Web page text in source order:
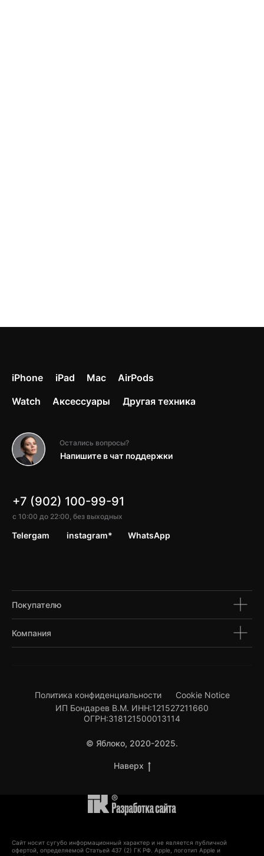
iPhone iPad Mac
AirPods
Watch
Другая техника
Аксессуары
с 10:00 до 22:00, без выходных
+7 (902) 100-99-91
WhatsApp
Telergam instagram*
Остались вопросы?
Напишите в чат поддержки
Покупателю
Компания
Политика конфиденциальности
Cookie Notice
ИП Бондарев В.М. ИНН:121527211660
ОГРН:318121500013114
© Яблоко, 2020-2025.
Наверх
Сайт носит сугубо информационный характер и не является публичной
офертой, определяемой Статьей 437 (2) ГК РФ. Apple, логотип Apple и